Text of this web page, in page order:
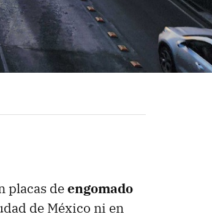
placas deengomado
de México ni en